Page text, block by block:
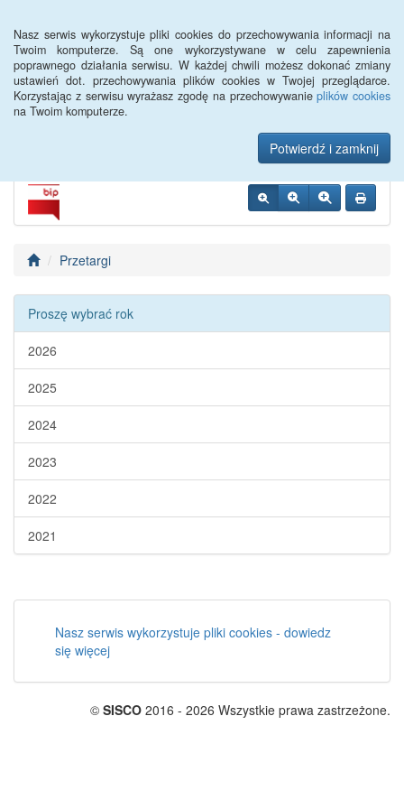
Nasz serwis wykorzystuje pliki cookies do przechowywania informacji na
Twoim komputerze. Są one wykorzystywane w celu zapewnienia
poprawnego działania serwisu. W każdej chwili możesz dokonać zmiany
ustawień dot. przechowywania plików cookies w Twojej przeglądarce.
Korzystając z serwisu wyrażasz zgodę na przechowywanieplików cookies
na Twoim komputerze.
Potwierdź i zamknij
Urząd Miejski w
Szczebrzeszynie
Przetargi
Proszę wybrać rok
2026
2025
2024
2023
2022
2021
Nasz serwis wykorzystuje pliki cookies - dowiedz
się więcej
© SISCO 2016 - 2026 Wszystkie prawa zastrzeżone.